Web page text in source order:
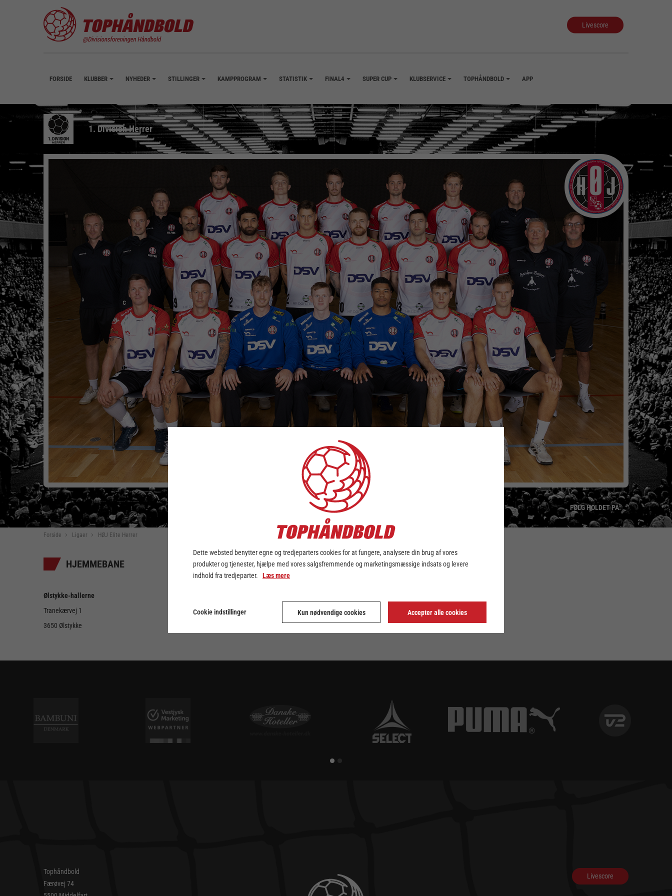
Livescore
FORSIDE KLUBBER NYHEDER STILLINGER KAMPPROGRAM STATISTIK FINAL4 SUPER CUP KLUBSERVICE TOPHÅNDBOLD APP
1. Division Herrer
FØLG HOLDET PÅ:
Forside Ligaer HØJ Elite Herrer
HJEMMEBANE
Ølstykke-hallerne
Tranekærvej 1
3650 Ølstykke
KLUB ADRESSE
Rugmarken 10
LINK
Tophåndbold
Færøvej 74
Livescore
Dette websted benytter egne og tredjeparters cookies for at fungere, analysere din brug af vores
produkter og tjenester, hjælpe med vores salgsfremmende og marketingsmæssige indsats og levere
indhold fra tredjeparter. Læs mere
Cookie indstillinger Kun nødvendige cookies Accepter alle cookies